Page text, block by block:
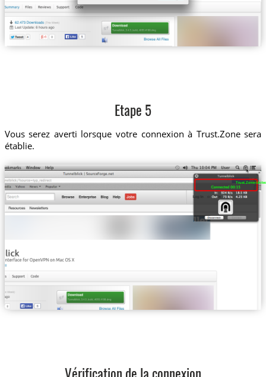
Etape 5
Vous serez averti lorsque votre connexion à Trust.Zone sera
établie.
Trust.Zone-